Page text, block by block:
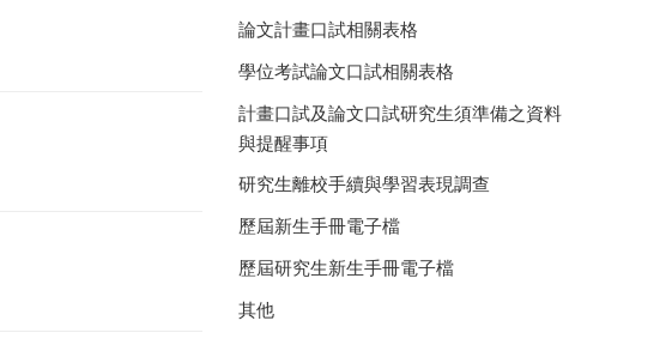
論文計畫口試相關表格
學位考試論文口試相關表格
計畫口試及論文口試研究生須準備之資料
與提醒事項
研究生離校手續與學習表現調查
歷屆新生手冊電子檔
歷屆研究生新生手冊電子檔
其他